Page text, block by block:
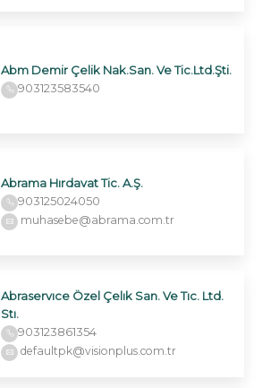
Abm Demir Çelik Nak.San. Ve Tic.Ltd.Şti.
903123583540
Abrama Hırdavat Tic. A.Ş.
903125024050
muhasebe@abrama.com.tr
Abraservıce Özel Çelık San. Ve Tıc. Ltd.
Stı.
903123861354
defaultpk@visionplus.com.tr